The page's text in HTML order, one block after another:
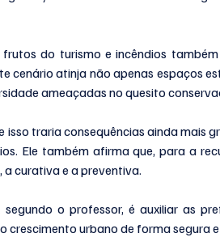
frutos do turismo e incêndios
cenário atinja não apenas espaços
ameaçadas no quesito
isso traria consequências ainda mais
Ele também afirma que, para a
a curativa e a preventiva.
o professor, é auxiliar as
crescimento urbano de forma segura